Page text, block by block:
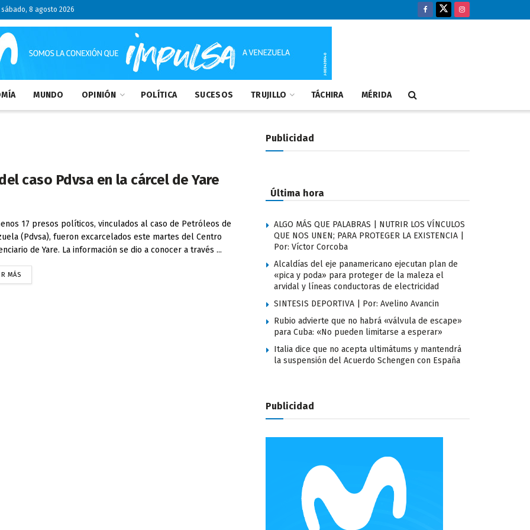
sábado, 8 agosto 2026
MUNDO OPINIÓN POLÍTICA SUCESOS TRUJILLO TÁCHIRA MÉRIDA
caso Pdvsa en la cárcel de Yare
17 presos políticos, vinculados al caso de Petróleos de
(Pdvsa), fueron excarcelados este martes del Centro
de Yare. La información se dio a conocer a través ...
MÁS
Publicidad
Última hora
ALGO MÁS QUE PALABRAS | NUTRIR LOS VÍNCULOS
QUE NOS UNEN; PARA PROTEGER LA EXISTENCIA |
Por: Víctor Corcoba
Alcaldías del eje panamericano ejecutan plan de
«pica y poda» para proteger de la maleza el
arvidal y líneas conductoras de electricidad
SINTESIS DEPORTIVA | Por: Avelino Avancin
Rubio advierte que no habrá «válvula de escape»
para Cuba: «No pueden limitarse a esperar»
Italia dice que no acepta ultimátums y mantendrá
la suspensión del Acuerdo Schengen con España
Publicidad